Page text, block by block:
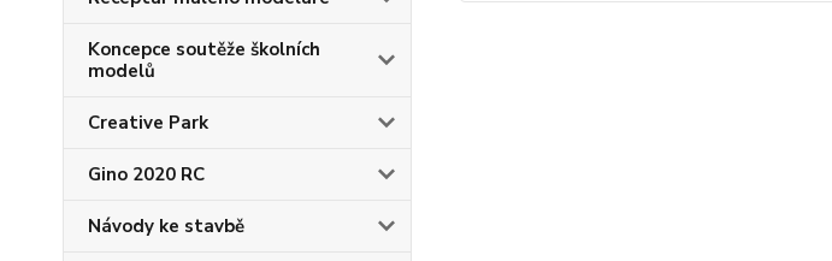
Koncepce soutěže školních
modelů
Creative Park
Gino 2020 RC
Návody ke stavbě